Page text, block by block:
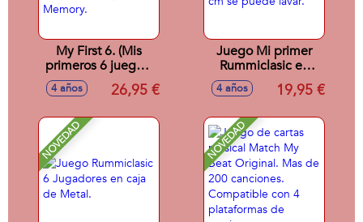
My First 6. (Mis
primeros 6 juegos)
Tangram,Mikado,Parchís,
Oca, Dominó y
4 años 26,95 €
Juego Mi primer
Rummiclasic en
caja de metal. Tapiz
32x42 cm se
4 años 19,95 €
NOVEDAD NOVEDAD